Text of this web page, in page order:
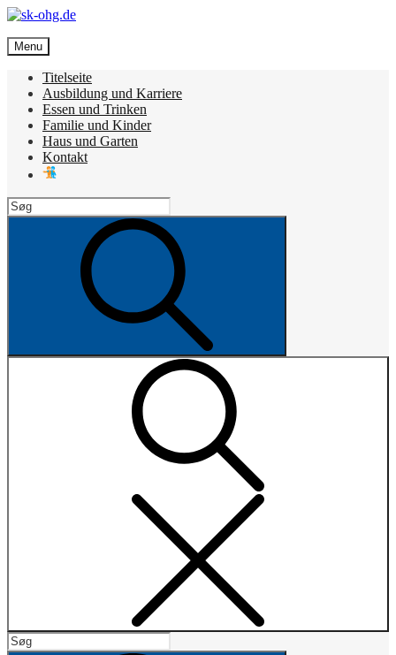
Skip
content
sk-ohg.de
Die besten Neuigkeiten
Menu
Titelseite
Ausbildung und Karriere
Essen und Trinken
Familie und Kinder
Haus und Garten
Kontakt
Search
for:
Search